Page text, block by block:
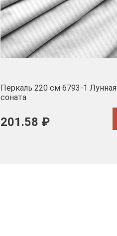
Перкаль 220 см 6793-1 Лунная
соната
201.58 ₽